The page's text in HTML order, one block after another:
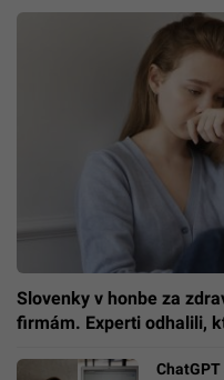
Slovenky v honbe za
firmám. Experti odhalili,